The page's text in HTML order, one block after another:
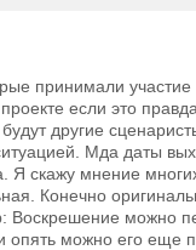
принимали участие
если это
другие
Мда даты
Я скажу мнение
Конечно
Воскрешение можно
опять можно его еще